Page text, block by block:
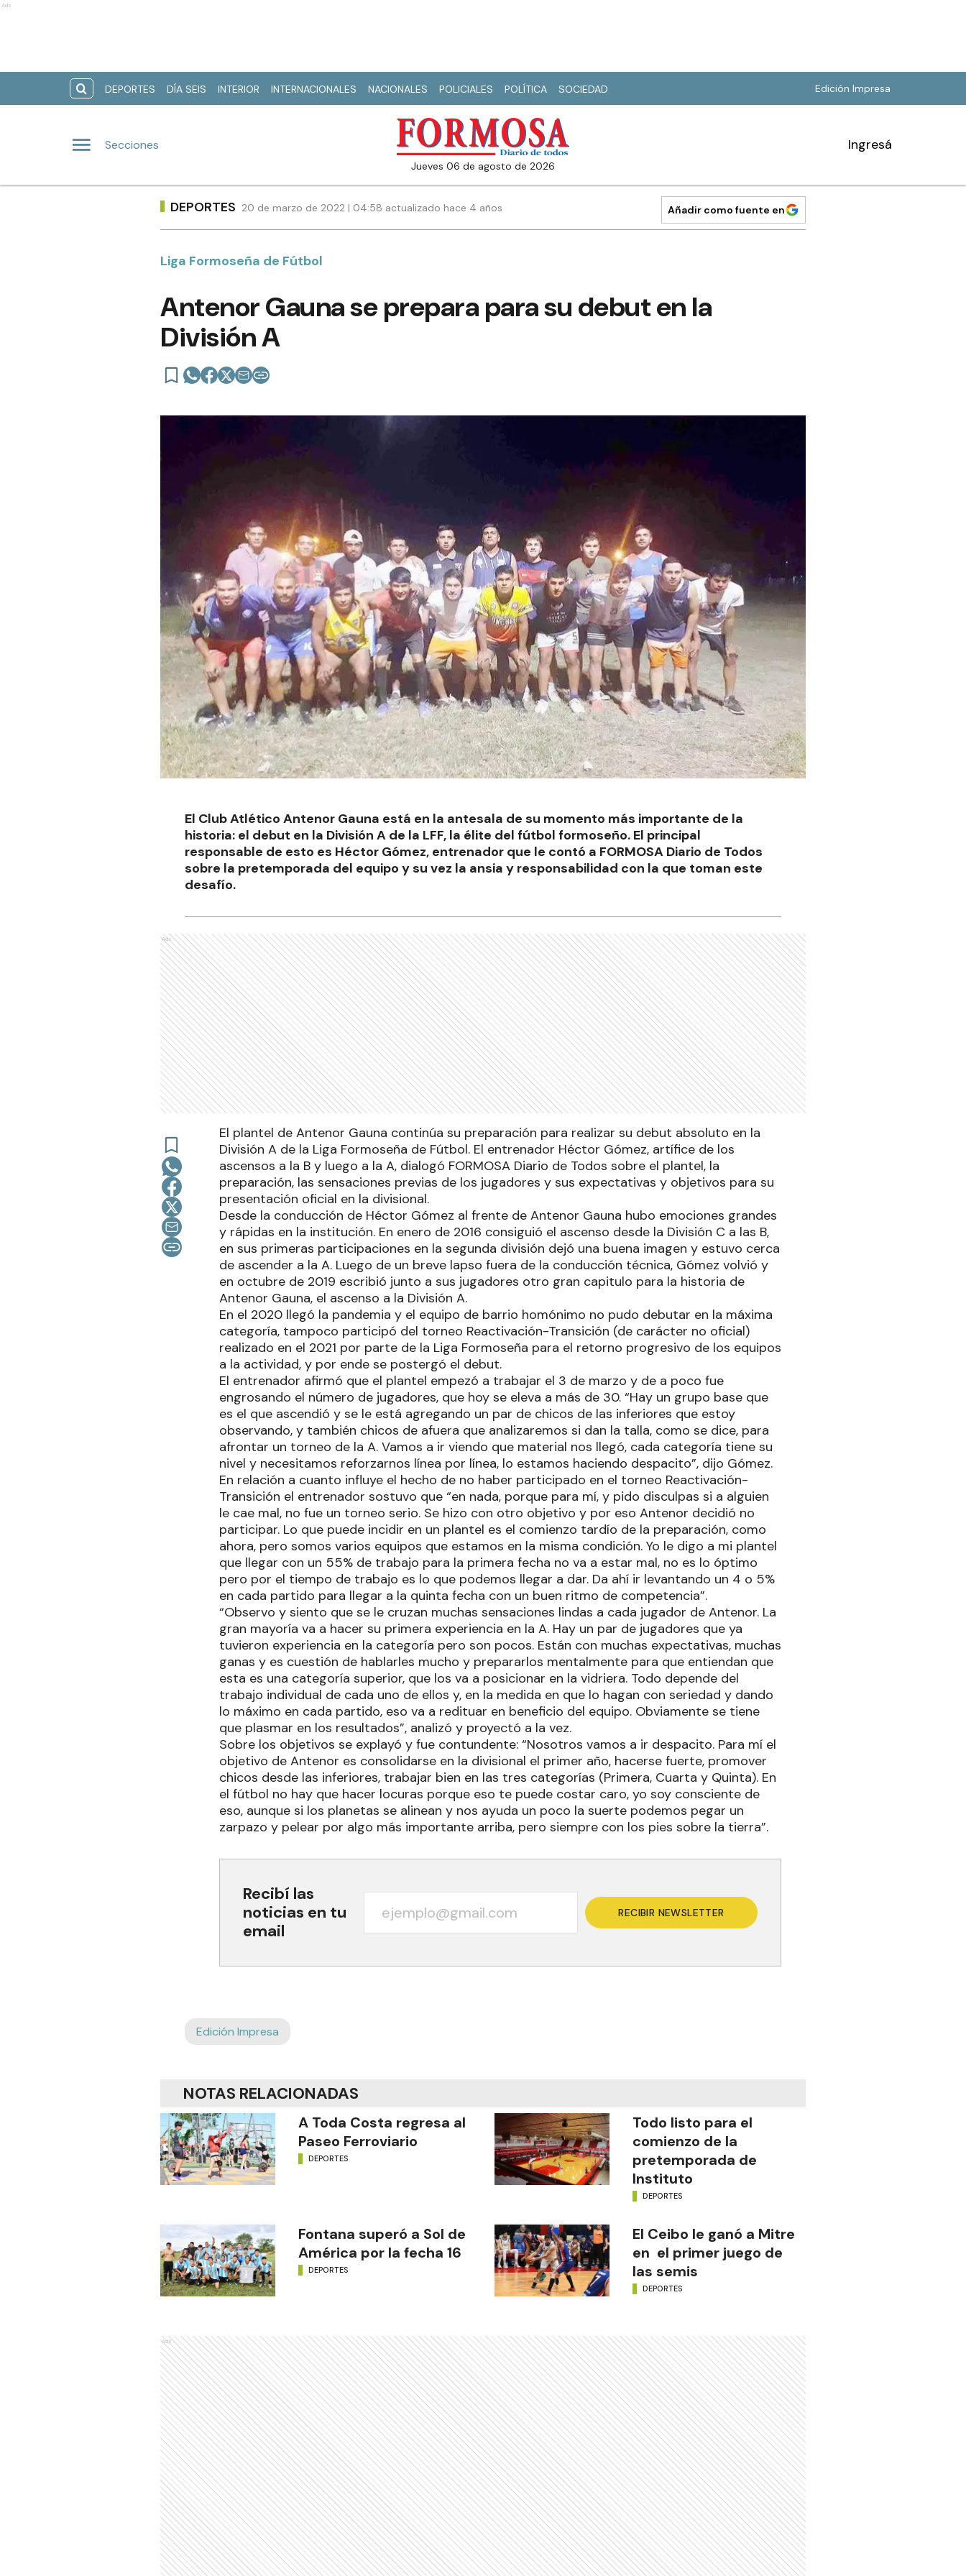
Ads
DEPORTES DÍA SEIS INTERIOR INTERNACIONALES NACIONALES POLICIALES POLÍTICA SOCIEDAD Edición Impresa
Secciones
jueves 06 de agosto de 2026
Ingresá
DEPORTES 20 de marzo de 2022 | 04:58 actualizado hace 4 años Añadir como fuente en
Liga Formoseña de Fútbol
Antenor Gauna se prepara para su debut en la
División A
El Club Atlético Antenor Gauna está en la antesala de su momento más importante de la
historia: el debut en la División A de la LFF, la élite del fútbol formoseño. El principal
responsable de esto es Héctor Gómez, entrenador que le contó a FORMOSA Diario de Todos
sobre la pretemporada del equipo y su vez la ansia y responsabilidad con la que toman este
desafío.
Ads
El plantel de Antenor Gauna continúa su preparación para realizar su debut absoluto en la
División A de la Liga Formoseña de Fútbol. El entrenador Héctor Gómez, artífice de los
ascensos a la B y luego a la A, dialogó FORMOSA Diario de Todos sobre el plantel, la
preparación, las sensaciones previas de los jugadores y sus expectativas y objetivos para su
presentación oficial en la divisional.
Desde la conducción de Héctor Gómez al frente de Antenor Gauna hubo emociones grandes
y rápidas en la institución. En enero de 2016 consiguió el ascenso desde la División C a las B,
en sus primeras participaciones en la segunda división dejó una buena imagen y estuvo cerca
de ascender a la A. Luego de un breve lapso fuera de la conducción técnica, Gómez volvió y
en octubre de 2019 escribió junto a sus jugadores otro gran capitulo para la historia de
Antenor Gauna, el ascenso a la División A.
En el 2020 llegó la pandemia y el equipo de barrio homónimo no pudo debutar en la máxima
categoría, tampoco participó del torneo Reactivación-Transición (de carácter no oficial)
realizado en el 2021 por parte de la Liga Formoseña para el retorno progresivo de los equipos
a la actividad, y por ende se postergó el debut.
El entrenador afirmó que el plantel empezó a trabajar el 3 de marzo y de a poco fue
engrosando el número de jugadores, que hoy se eleva a más de 30. “Hay un grupo base que
es el que ascendió y se le está agregando un par de chicos de las inferiores que estoy
observando, y también chicos de afuera que analizaremos si dan la talla, como se dice, para
afrontar un torneo de la A. Vamos a ir viendo que material nos llegó, cada categoría tiene su
nivel y necesitamos reforzarnos línea por línea, lo estamos haciendo despacito”, dijo Gómez.
En relación a cuanto influye el hecho de no haber participado en el torneo Reactivación-
Transición el entrenador sostuvo que “en nada, porque para mí, y pido disculpas si a alguien
le cae mal, no fue un torneo serio. Se hizo con otro objetivo y por eso Antenor decidió no
participar. Lo que puede incidir en un plantel es el comienzo tardío de la preparación, como
ahora, pero somos varios equipos que estamos en la misma condición. Yo le digo a mi plantel
que llegar con un 55% de trabajo para la primera fecha no va a estar mal, no es lo óptimo
pero por el tiempo de trabajo es lo que podemos llegar a dar. Da ahí ir levantando un 4 o 5%
en cada partido para llegar a la quinta fecha con un buen ritmo de competencia”.
“Observo y siento que se le cruzan muchas sensaciones lindas a cada jugador de Antenor. La
gran mayoría va a hacer su primera experiencia en la A. Hay un par de jugadores que ya
tuvieron experiencia en la categoría pero son pocos. Están con muchas expectativas, muchas
ganas y es cuestión de hablarles mucho y prepararlos mentalmente para que entiendan que
esta es una categoría superior, que los va a posicionar en la vidriera. Todo depende del
trabajo individual de cada uno de ellos y, en la medida en que lo hagan con seriedad y dando
lo máximo en cada partido, eso va a redituar en beneficio del equipo. Obviamente se tiene
que plasmar en los resultados”, analizó y proyectó a la vez.
Sobre los objetivos se explayó y fue contundente: “Nosotros vamos a ir despacito. Para mí el
objetivo de Antenor es consolidarse en la divisional el primer año, hacerse fuerte, promover
chicos desde las inferiores, trabajar bien en las tres categorías (Primera, Cuarta y Quinta). En
el fútbol no hay que hacer locuras porque eso te puede costar caro, yo soy consciente de
eso, aunque si los planetas se alinean y nos ayuda un poco la suerte podemos pegar un
zarpazo y pelear por algo más importante arriba, pero siempre con los pies sobre la tierra”.
Recibí las
noticias en tu
email
RECIBIR NEWSLETTER
Edición Impresa
NOTAS RELACIONADAS
A Toda Costa regresa al
Paseo Ferroviario
DEPORTES
Todo listo para el
comienzo de la
pretemporada de
Instituto
DEPORTES
Fontana superó a Sol de
América por la fecha 16
DEPORTES
El Ceibo le ganó a Mitre
en el primer juego de
las semis
DEPORTES
Ads